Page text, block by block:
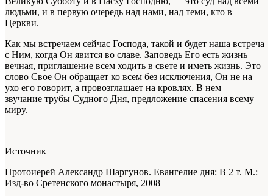
людьми, и в первую очередь над нами, над теми, кто в
Церкви.
Как мы встречаем сейчас Господа, такой и будет наша встреча
с Ним, когда Он явится во славе. Заповедь Его есть жизнь
вечная, приглашение всем ходить в свете и иметь жизнь. Это
слово Свое Он обращает ко всем без исключения, Он не на
ухо его говорит, а провозглашает на кровлях. В нем —
звучание трубы Судного Дня, предложение спасения всему
миру.
Источник
Протоиерей Александр Шаргунов. Евангелие дня: В 2 т. М.:
Изд-во Сретенского монастыря, 2008